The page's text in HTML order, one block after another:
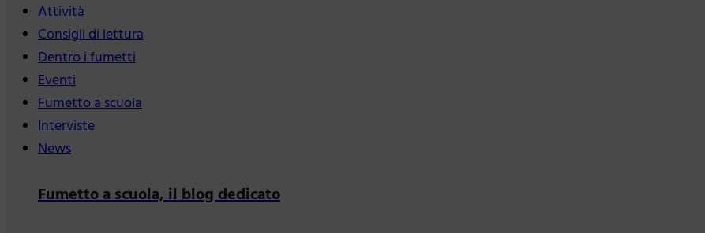
Attività
Consigli di lettura
Dentro i fumetti
Eventi
Fumetto a scuola
Interviste
News
Fumetto a scuola, il blog dedicato